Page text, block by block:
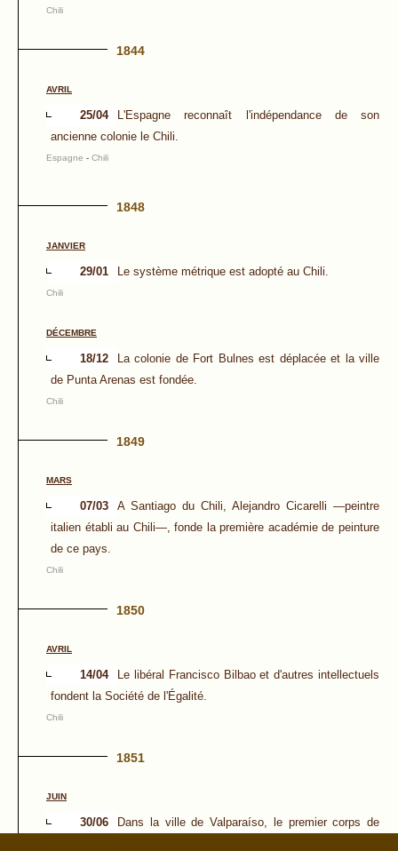
Chili
1844
AVRIL
25/04
L'Espagne reconnaît l'indépendance de son
ancienne colonie le Chili.
Espagne - Chili
1848
JANVIER
29/01 Le système métrique est adopté au Chili.
Chili
DÉCEMBRE
18/12
La colonie de Fort Bulnes est déplacée et la ville
de Punta Arenas est fondée.
Chili
1849
MARS
07/03
A Santiago du Chili, Alejandro Cicarelli ―peintre
italien établi au Chili―, fonde la première académie de peinture
de ce pays.
Chili
1850
AVRIL
14/04
Le libéral Francisco Bilbao et d'autres intellectuels
fondent la Société de l'Égalité.
Chili
1851
JUIN
30/06
Dans la ville de Valparaíso, le premier corps de